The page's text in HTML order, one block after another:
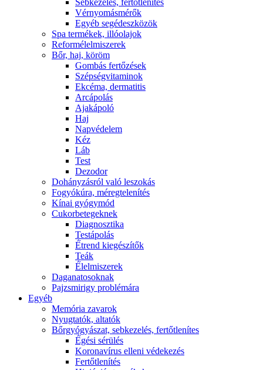
Sebkezelés, fertőtlenítés
Vérnyomásmérők
Egyéb segédeszközök
Spa termékek, illóolajok
Reformélelmiszerek
Bőr, haj, köröm
Gombás fertőzések
Szépségvitaminok
Ekcéma, dermatitis
Arcápolás
Ajakápoló
Haj
Napvédelem
Kéz
Láb
Test
Dezodor
Dohányzásról való leszokás
Fogyókúra, méregtelenítés
Kínai gyógymód
Cukorbetegeknek
Diagnosztika
Testápolás
É́trend kiegészítők
Teák
É́lelmiszerek
Daganatosoknak
Pajzsmirigy problémára
Egyéb
Memória zavarok
Nyugtatók, altatók
Bőrgyógyászat, sebkezelés, fertőtlenítes
É́gési sérülés
Koronavírus elleni védekezés
Fertőtlenítés